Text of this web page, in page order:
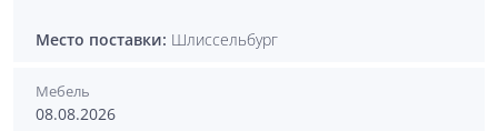
Место поставки: Шлиссельбург
Мебель
08.08.2026